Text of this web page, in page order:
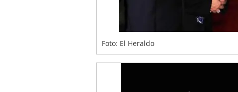
Foto: El Heraldo